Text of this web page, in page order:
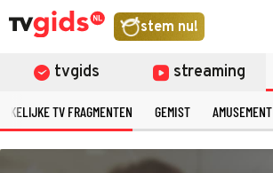
stem nu!
tvgids streaming
TV FRAGMENTEN GEMIST AMUSEMENT